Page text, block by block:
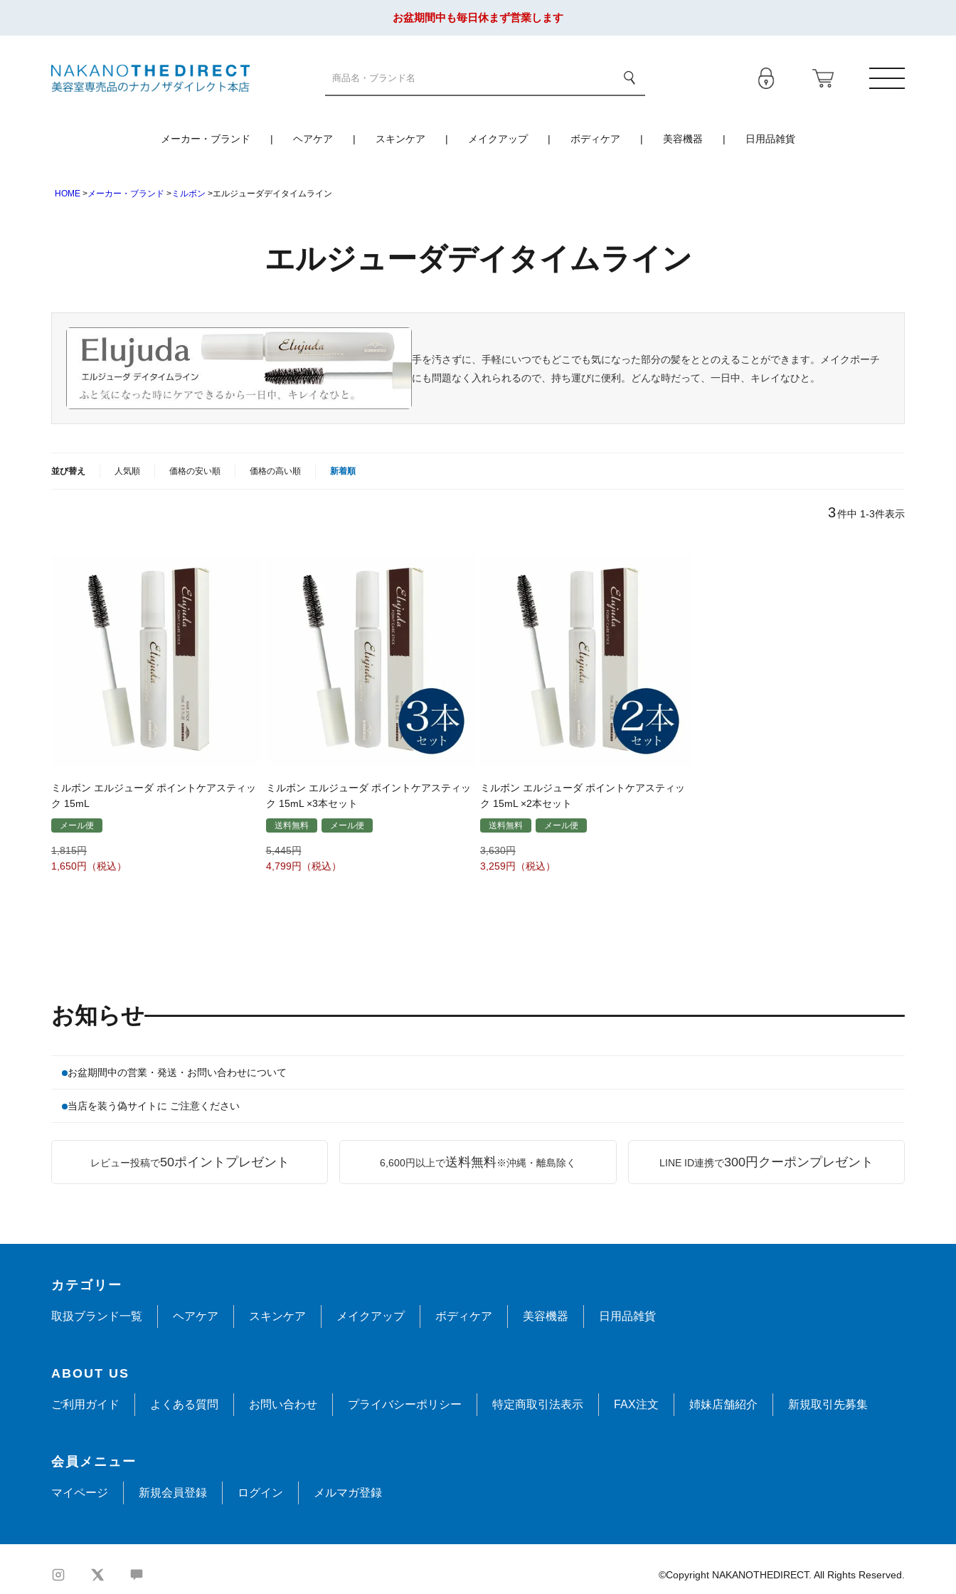
お盆期間中も毎日休まず営業します
メーカー・ブランド ヘアケア スキンケア メイクアップ ボディケア 美容機器 日用品雑貨
HOME メーカー・ブランド ミルボン エルジューダデイタイムライン
エルジューダデイタイムライン
手を汚さずに、手軽にいつでもどこでも気になった部分の髪をととのえることができます。メイクポーチ
にも問題なく入れられるので、持ち運びに便利。どんな時だって、一日中、キレイなひと。
並び替え 人気順 価格の安い順 価格の高い順 新着順
3件中 1-3件表示
ミルボン エルジューダ ポイントケアスティッ
ク 15mL
メール便
1,815
1,650
ミルボン エルジューダ ポイントケアスティッ
ク 15mL ×3本セット
送料無料 メール便
5,445
4,799
ミルボン エルジューダ ポイントケアスティッ
ク 15mL ×2本セット
送料無料 メール便
3,630
3,259
お知らせ
お盆期間中の営業・発送・お問い合わせについて
当店を装う偽サイトに ご注意ください
レビュー投稿で50ポイントプレゼント 6,600円以上で送料無料※沖縄・離島除く LINE ID連携で300円クーポンプレゼント
カテゴリー
取扱ブランド一覧 ヘアケア スキンケア メイクアップ ボディケア 美容機器 日用品雑貨
ABOUT US
ご利用ガイド よくある質問 お問い合わせ プライバシーポリシー 特定商取引法表示 FAX注文 姉妹店舗紹介 新規取引先募集
会員メニュー
マイページ 新規会員登録 ログイン メルマガ登録
©Copyright NAKANOTHEDIRECT. All Rights Reserved.